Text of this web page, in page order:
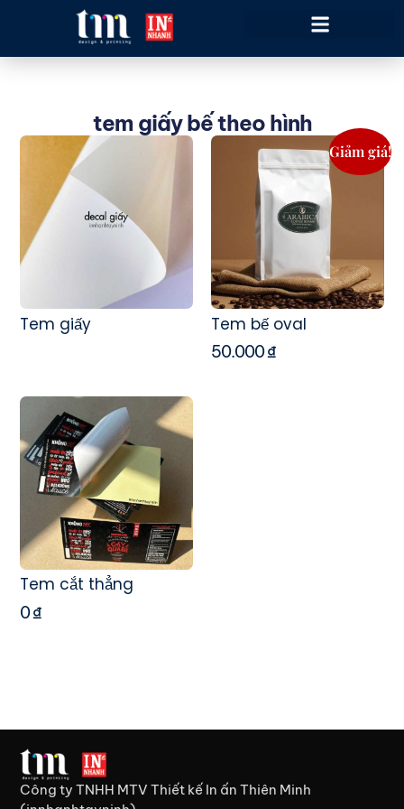
tem giấy bế theo hình
Tem giấy
Giảm giá!
Tem bế oval
50.000₫
Tem cắt thẳng
0₫
Công ty TNHH MTV Thiết kế In ấn Thiên Minh